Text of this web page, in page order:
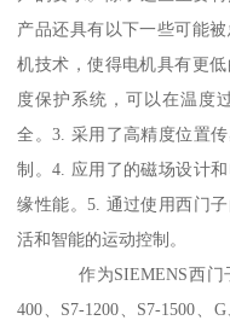
产品还具有以下一些可能
机技术，使得电机具有更
度保护系统，可以在温度
全。3. 采用了高精度位置
制。4. 应用了的磁场设计
缘性能。5. 通过使用西门
活和智能的运动控制。
作为SIEMENS西门子
400、S7-1200、S7-1500